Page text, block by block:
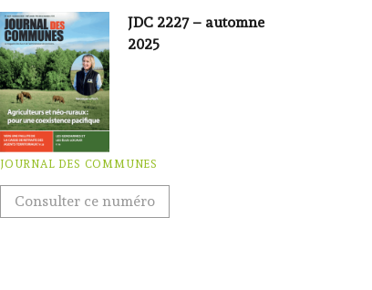
JDC 2227 – automne
2025
JOURNAL DES COMMUNES
Consulter ce numéro